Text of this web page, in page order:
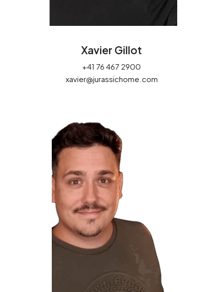
Xavier Gillot
+41 76 467 2900
xavier@jurassichome.com